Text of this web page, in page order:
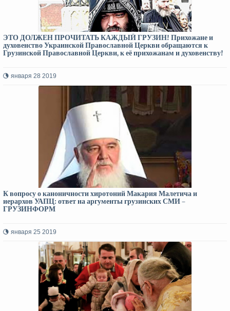
ЭТО ДОЛЖЕН ПРОЧИТАТЬ КАЖДЫЙ ГРУЗИН! Прихожане и
духовенство Украинской Православной Церкви обращаются к
Грузинской Православной Церкви, к её прихожанам и духовенству!
января 28 2019
К вопросу о каноничности хиротоний Макария Малетича и
иерархов УАПЦ: ответ на аргументы грузинских СМИ –
ГРУЗИНФОРМ
января 25 2019